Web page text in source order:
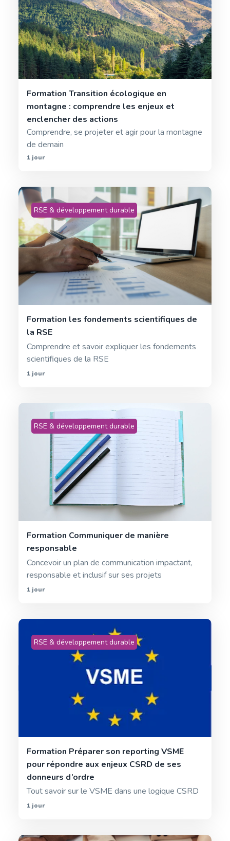
Formation Transition écologique en
montagne : comprendre les enjeux et
enclencher des actions
Comprendre, se projeter et agir pour la montagne
de demain
1 jour
RSE & développement durable
Formation les fondements scientifiques de
la RSE
Comprendre et savoir expliquer les fondements
scientifiques de la RSE
1 jour
RSE & développement durable
Formation Communiquer de manière
responsable
Concevoir un plan de communication impactant,
responsable et inclusif sur ses projets
1 jour
RSE & développement durable
Formation Préparer son reporting VSME
pour répondre aux enjeux CSRD de ses
donneurs d’ordre
Tout savoir sur le VSME dans une logique CSRD
1 jour